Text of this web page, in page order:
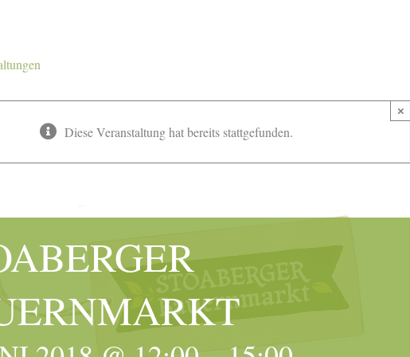
Diese Veranstaltung hat bereits stattgefunden.
×